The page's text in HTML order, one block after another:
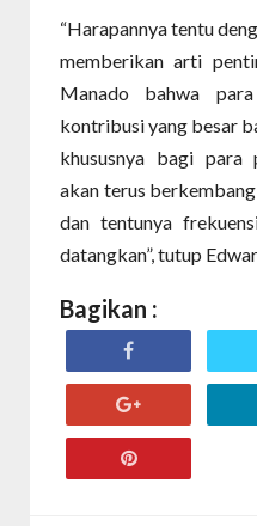
“Harapannya tentu
memberikan arti
Manado bahwa
kontribusi yang besar
khususnya bagi para
akan terus
dan tentunya
datangkan”, tutup
Bagikan :